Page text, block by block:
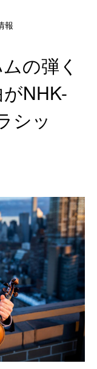
報
の弾く
NHK-
シッ